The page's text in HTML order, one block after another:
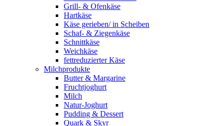
Grill- & Ofenkäse
Hartkäse
Käse gerieben/ in Scheiben
Schaf- & Ziegenkäse
Schnittkäse
Weichkäse
fettreduzierter Käse
Milchprodukte
Butter & Margarine
Fruchtjoghurt
Milch
Natur-Joghurt
Pudding & Dessert
Quark & Skyr